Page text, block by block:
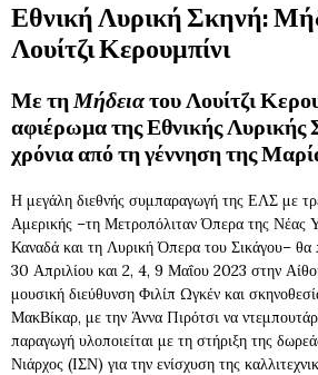
Εθνική Λυρική Σκηνή:
Λουίτζι Κερουμπίνι
Με τηΜήδειατου Λουίτζι
αφιέρωμα της Εθνικής Λυρικής
χρόνια από τη γέννηση της
Η μεγάλη διεθνής συμπαραγωγή της ΕΛΣ με
Αμερικής –τη Μετροπόλιταν Όπερα της Νέας
Καναδά και τη Λυρική Όπερα του Σικάγου– θα
30 Απριλίου και 2, 4, 9 Μαΐου 2023 στην
μουσική διεύθυνση Φιλίπ Ωγκέν και
ΜακΒίκαρ, με την Άννα Πιρότσι να
παραγωγή υλοποιείται με τη στήριξη της
Νιάρχος (ΙΣΝ) για την ενίσχυση της